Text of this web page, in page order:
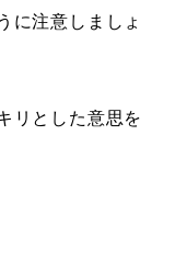
に注意しましょ
リとした意思を